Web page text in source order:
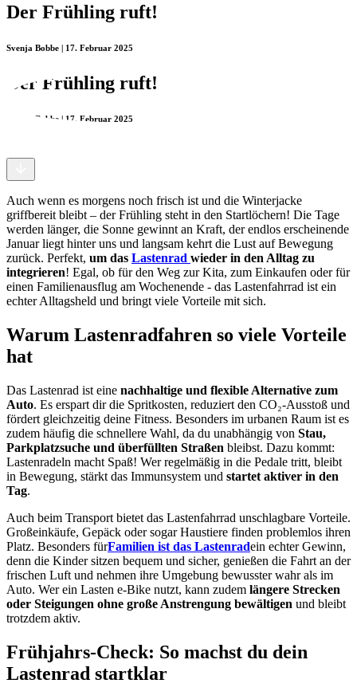
Der Frühling ruft!
Svenja Bobbe | 17. Februar 2025
Der Frühling ruft!
Svenja Bobbe | 17. Februar 2025
Auch wenn es morgens noch frisch ist und die Winterjacke
griffbereit bleibt – der Frühling steht in den Startlöchern! Die Tage
werden länger, die Sonne gewinnt an Kraft, der endlos erscheinende
Januar liegt hinter uns und langsam kehrt die Lust auf Bewegung
zurück. Perfekt, um das Lastenrad wieder in den Alltag zu
integrieren! Egal, ob für den Weg zur Kita, zum Einkaufen oder für
einen Familienausflug am Wochenende - das Lastenfahrrad ist ein
echter Alltagsheld und bringt viele Vorteile mit sich.
Warum Lastenradfahren so viele Vorteile
hat
Das Lastenrad ist eine nachhaltige und flexible Alternative zum
Auto. Es erspart dir die Spritkosten, reduziert den CO₂-Ausstoß und
fördert gleichzeitig deine Fitness. Besonders im urbanen Raum ist es
zudem häufig die schnellere Wahl, da du unabhängig von Stau,
Parkplatzsuche und überfüllten Straßen bleibst. Dazu kommt:
Lastenradeln macht Spaß! Wer regelmäßig in die Pedale tritt, bleibt
in Bewegung, stärkt das Immunsystem und startet aktiver in den
Tag.
Auch beim Transport bietet das Lastenfahrrad unschlagbare Vorteile.
Großeinkäufe, Gepäck oder sogar Haustiere finden problemlos ihren
Platz. Besonders fürFamilien ist das Lastenradein echter Gewinn,
denn die Kinder sitzen bequem und sicher, genießen die Fahrt an der
frischen Luft und nehmen ihre Umgebung bewusster wahr als im
Auto. Wer ein Lasten e-Bike nutzt, kann zudem längere Strecken
oder Steigungen ohne große Anstrengung bewältigen und bleibt
trotzdem aktiv.
Frühjahrs-Check: So machst du dein
Lastenrad startklar